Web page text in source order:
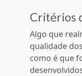
Critérios
Algo que
qualidade
como é que